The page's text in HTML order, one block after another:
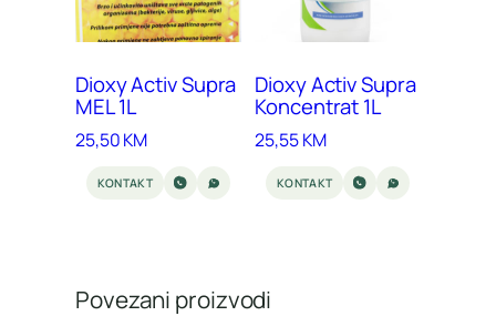
Dioxy Activ Supra
MEL 1L
25,50KM
KONTAKT
Dioxy Activ Supra
Koncentrat 1L
25,55KM
KONTAKT
Povezani proizvodi